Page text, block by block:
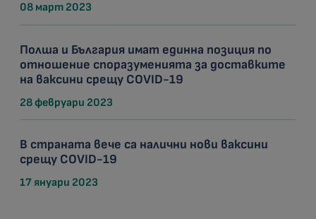
08 март 2023
Полша и България имат единна позиция по
отношение споразуменията за доставките
на ваксини срещу COVID-19
28 февруари 2023
В страната вече са налични нови ваксини
срещу COVID-19
17 януари 2023